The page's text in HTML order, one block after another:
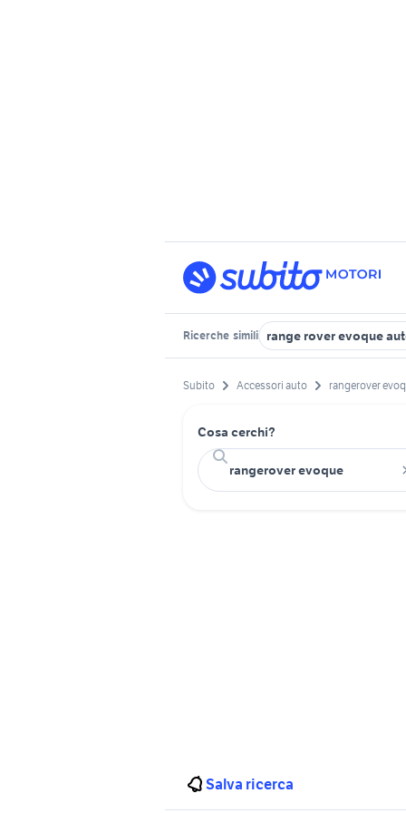
Ricerche simili range rover evoque
Subito Accessori auto rangerover
Cosa cerchi?
Salva ricerca